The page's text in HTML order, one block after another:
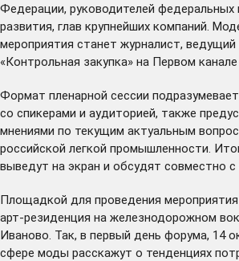
Федерации, руководителей федеральных
развития, глав крупнейших компаний.
мероприятия станет журналист,
«Контрольная закупка» на Первом
Формат пленарной сессии
со спикерами и аудиторией, также
мнениями по текущим актуальным
российской легкой промышленности.
выведут на экран и обсудят совместно с
Площадкой для проведения
арт-резиденция на железнодорожном
Иваново. Так, в первый день форума, 14
сфере моды расскажут о тенденциях